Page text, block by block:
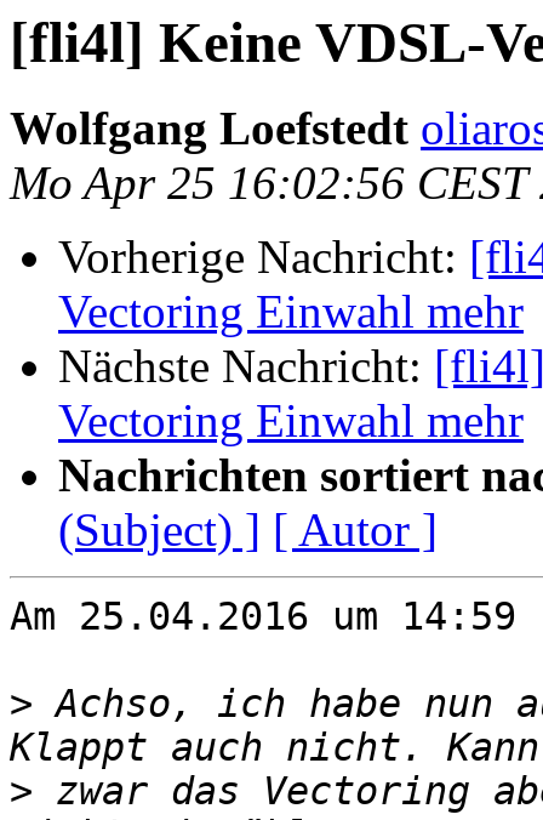
[fli4l] Keine VDSL-
Wolfgang Loefstedt
Mo Apr 25 16:02:56 CEST
Vorherige Nachricht:
Vectoring Einwahl mehr
Nächste Nachricht: [fli4l]
Vectoring Einwahl mehr
Nachrichten sortiert
(Subject) ] [ Autor ]
Am 25.04.2016 um
> Achso, ich habe nun
> zwar das Vectoring